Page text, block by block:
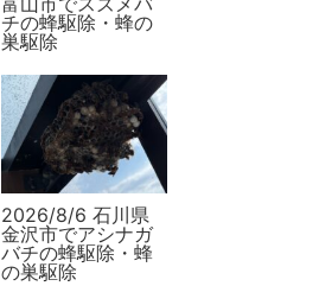
チの蜂駆除・蜂の
巣駆除
2026/8/6 石川県
金沢市でアシナガ
バチの蜂駆除・蜂
の巣駆除